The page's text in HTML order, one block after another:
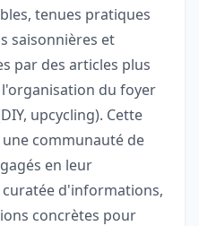
tenues pratiques
saisonnières et
par des articles plus
du foyer
upcycling). Cette
communauté de
en leur
d'informations,
concrètes pour